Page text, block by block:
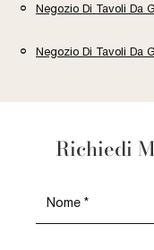
Negozio Di Tavoli Da
Negozio Di Tavoli Da
Richiedi